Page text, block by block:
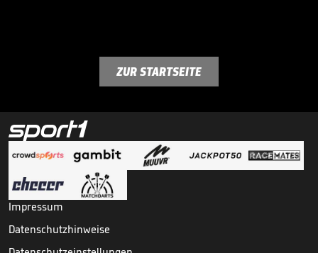
ZUR STARTSEITE
Impressum
Datenschutzhinweise